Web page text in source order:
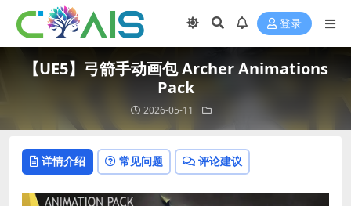
登录
【UE5】弓箭手动画包 Archer Animations
Pack
2026-05-11
详情介绍 常见问题 评论建议